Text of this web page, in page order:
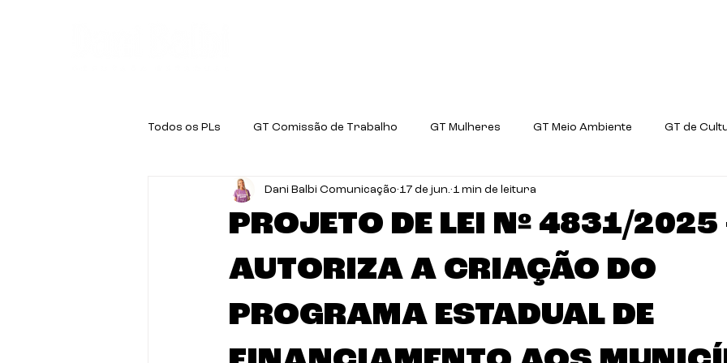
Todos os PLs GT Comissão de Trabalho GT Mulheres GT Meio Ambiente GT de
GT Educação GT Negritude GT Ciência e Tecnologia
PROJETO DE LEI Nº 4831/2025
AUTORIZA A CRIAÇÃO DO
PROGRAMA ESTADUAL DE
Dani Balbi Comunicação 17 de jun. 1 min de leitura